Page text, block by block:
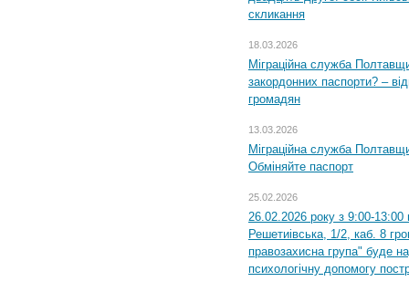
скликання
18.03.2026
Міграційна служба
закордонних паспорти? –
громадян
13.03.2026
Міграційна служба
Обміняйте паспорт
25.02.2026
26.02.2026 року з 9:00-
Решетиівська, 1/2, каб. 8
правозахисна група" буде
психологічну допомогу